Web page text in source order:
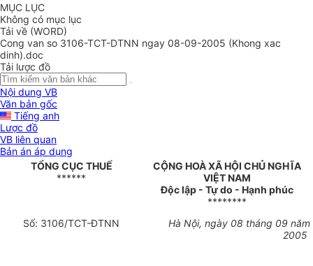
MỤC LỤC
Không có mục lục
Tải về (WORD)
Cong van so 3106-TCT-DTNN ngay 08-09-2005 (Khong xac
dinh).doc
Tải lược đồ
Nội dung VB
Văn bản gốc
Tiếng anh
Lược đồ
VB liên quan
Bản án áp dụng
TỔNG CỤC THUẾ
******
CỘNG HOÀ XÃ HỘI CHỦ NGHĨA
VIỆT NAM
Độc lập - Tự do - Hạnh phúc
********
Số: 3106/TCT-ĐTNN
Hà Nội, ngày 08 tháng 09 năm
2005